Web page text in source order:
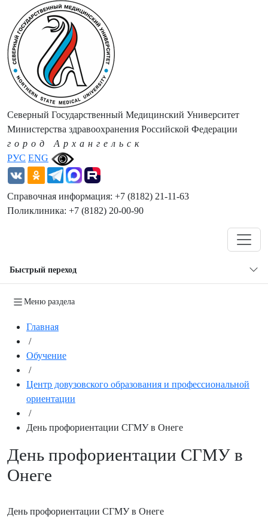
РУС ENG
Северный Государственный Медицинский Университет
Министерства здравоохранения Российской Федерации
город Архангельск
Справочная информация: +7 (8182) 21-11-63
Поликлиника: +7 (8182) 20-00-90
Быстрый переход
Меню раздела
Главная
/
Обучение
/
Центр довузовского образования и профессиональной
ориентации
/
День профориентации СГМУ в Онеге
День профориентации СГМУ в
Онеге
День профориентации СГМУ в Онеге